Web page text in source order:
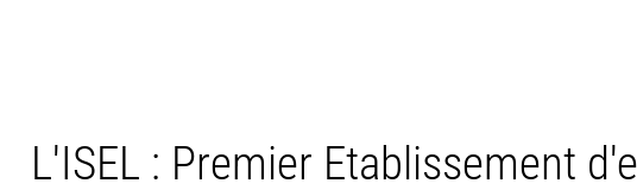
L'ISEL : Premier Etablissement